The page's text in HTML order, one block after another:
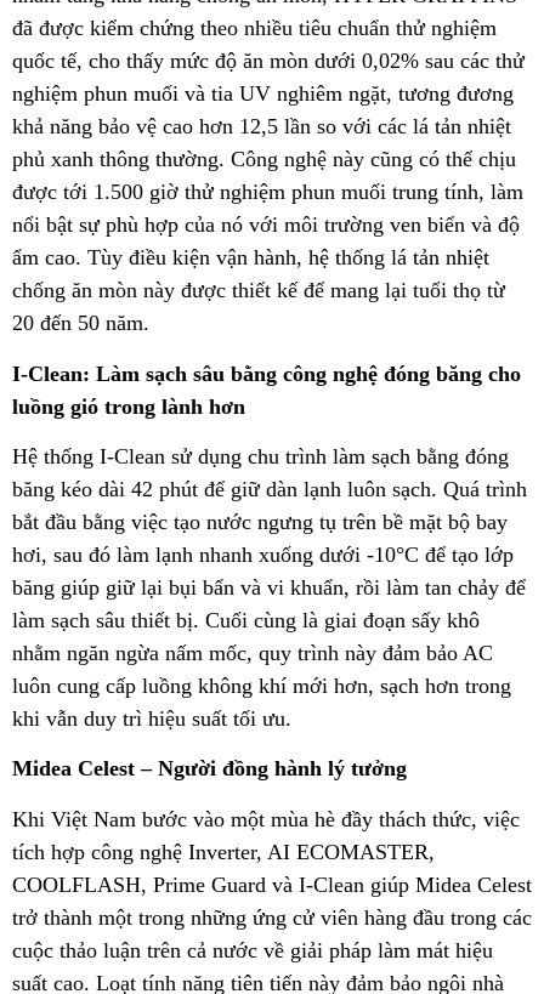
đã được kiểm chứng theo nhiều tiêu chuẩn thử nghiệm
quốc tế, cho thấy mức độ ăn mòn dưới 0,02% sau các thử
nghiệm phun muối và tia UV nghiêm ngặt, tương đương
khả năng bảo vệ cao hơn 12,5 lần so với các lá tản nhiệt
phủ xanh thông thường. Công nghệ này cũng có thể chịu
được tới 1.500 giờ thử nghiệm phun muối trung tính, làm
nổi bật sự phù hợp của nó với môi trường ven biển và độ
ẩm cao. Tùy điều kiện vận hành, hệ thống lá tản nhiệt
chống ăn mòn này được thiết kế để mang lại tuổi thọ từ
20 đến 50 năm.
I-Clean: Làm sạch sâu bằng công nghệ đóng băng cho
luồng gió trong lành hơn
Hệ thống I-Clean sử dụng chu trình làm sạch bằng đóng
băng kéo dài 42 phút để giữ dàn lạnh luôn sạch. Quá trình
bắt đầu bằng việc tạo nước ngưng tụ trên bề mặt bộ bay
hơi, sau đó làm lạnh nhanh xuống dưới -10°C để tạo lớp
băng giúp giữ lại bụi bẩn và vi khuẩn, rồi làm tan chảy để
làm sạch sâu thiết bị. Cuối cùng là giai đoạn sấy khô
nhằm ngăn ngừa nấm mốc, quy trình này đảm bảo AC
luôn cung cấp luồng không khí mới hơn, sạch hơn trong
khi vẫn duy trì hiệu suất tối ưu.
Midea Celest – Người đồng hành lý tưởng
Khi Việt Nam bước vào một mùa hè đầy thách thức, việc
tích hợp công nghệ Inverter, AI ECOMASTER,
COOLFLASH, Prime Guard và I-Clean giúp Midea Celest
trở thành một trong những ứng cử viên hàng đầu trong các
cuộc thảo luận trên cả nước về giải pháp làm mát hiệu
suất cao. Loạt tính năng tiên tiến này đảm bảo ngôi nhà